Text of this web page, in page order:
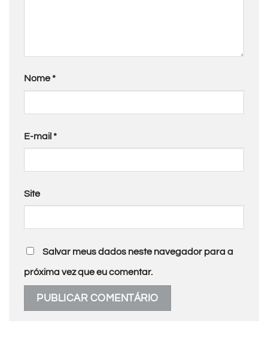
Nome*
E-mail*
Site
Salvar meus dados neste navegador para a
próxima vez que eu comentar.